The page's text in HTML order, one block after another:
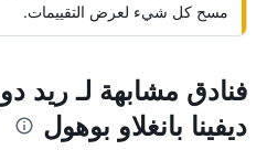
مسح كل شيء لعرض التقييمات.
فنادق مشابهة لـ ريد
ديفينا بانغلاو بوهول